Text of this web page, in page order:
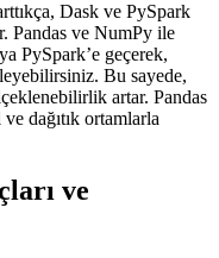
Dask ve PySpark
Pandas ve NumPy ile
PySpark’e geçerek,
Bu sayede,
artar. Pandas
dağıtık ortamlarla
ve